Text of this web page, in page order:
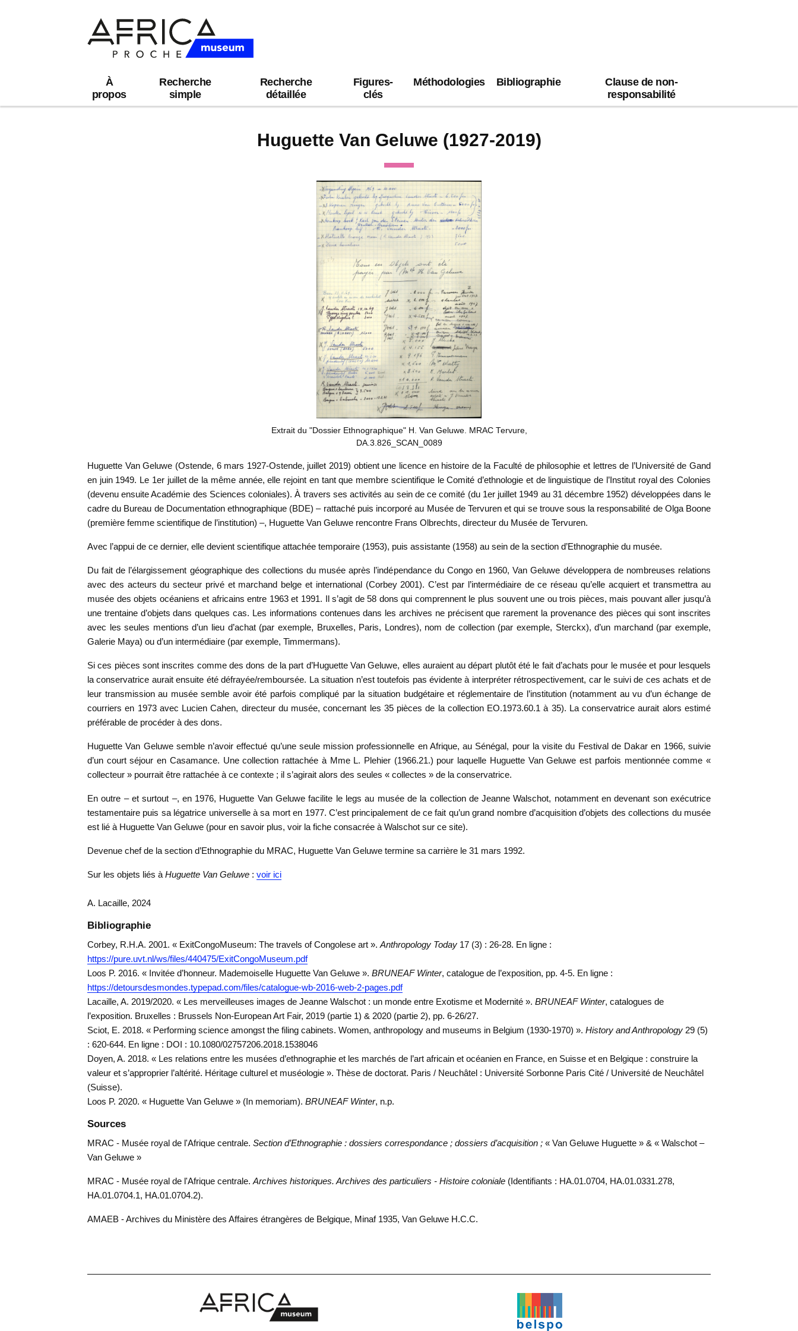
À
propos
Recherche
simple
Recherche
détaillée
Figures-
clés
Méthodologies Bibliographie
Clause de non-
responsabilité
Huguette Van Geluwe (1927-2019)
Extrait du "Dossier Ethnographique" H. Van Geluwe. MRAC Tervure,
DA.3.826_SCAN_0089
Huguette Van Geluwe (Ostende, 6 mars 1927-Ostende, juillet 2019) obtient une licence en histoire de la Faculté de philosophie et lettres de l’Université de Gand
en juin 1949. Le 1er juillet de la même année, elle rejoint en tant que membre scientifique le Comité d’ethnologie et de linguistique de l’Institut royal des Colonies
(devenu ensuite Académie des Sciences coloniales). À travers ses activités au sein de ce comité (du 1er juillet 1949 au 31 décembre 1952) développées dans le
cadre du Bureau de Documentation ethnographique (BDE) – rattaché puis incorporé au Musée de Tervuren et qui se trouve sous la responsabilité de Olga Boone
(première femme scientifique de l’institution) –, Huguette Van Geluwe rencontre Frans Olbrechts, directeur du Musée de Tervuren.
Avec l’appui de ce dernier, elle devient scientifique attachée temporaire (1953), puis assistante (1958) au sein de la section d’Ethnographie du musée.
Du fait de l’élargissement géographique des collections du musée après l’indépendance du Congo en 1960, Van Geluwe développera de nombreuses relations
avec des acteurs du secteur privé et marchand belge et international (Corbey 2001). C’est par l’intermédiaire de ce réseau qu’elle acquiert et transmettra au
musée des objets océaniens et africains entre 1963 et 1991. Il s’agit de 58 dons qui comprennent le plus souvent une ou trois pièces, mais pouvant aller jusqu’à
une trentaine d’objets dans quelques cas. Les informations contenues dans les archives ne précisent que rarement la provenance des pièces qui sont inscrites
avec les seules mentions d’un lieu d’achat (par exemple, Bruxelles, Paris, Londres), nom de collection (par exemple, Sterckx), d’un marchand (par exemple,
Galerie Maya) ou d’un intermédiaire (par exemple, Timmermans).
Si ces pièces sont inscrites comme des dons de la part d’Huguette Van Geluwe, elles auraient au départ plutôt été le fait d’achats pour le musée et pour lesquels
la conservatrice aurait ensuite été défrayée/remboursée. La situation n’est toutefois pas évidente à interpréter rétrospectivement, car le suivi de ces achats et de
leur transmission au musée semble avoir été parfois compliqué par la situation budgétaire et réglementaire de l’institution (notamment au vu d’un échange de
courriers en 1973 avec Lucien Cahen, directeur du musée, concernant les 35 pièces de la collection EO.1973.60.1 à 35). La conservatrice aurait alors estimé
préférable de procéder à des dons.
Huguette Van Geluwe semble n’avoir effectué qu’une seule mission professionnelle en Afrique, au Sénégal, pour la visite du Festival de Dakar en 1966, suivie
d’un court séjour en Casamance. Une collection rattachée à Mme L. Plehier (1966.21.) pour laquelle Huguette Van Geluwe est parfois mentionnée comme «
collecteur » pourrait être rattachée à ce contexte ; il s’agirait alors des seules « collectes » de la conservatrice.
En outre – et surtout –, en 1976, Huguette Van Geluwe facilite le legs au musée de la collection de Jeanne Walschot, notamment en devenant son exécutrice
testamentaire puis sa légatrice universelle à sa mort en 1977. C’est principalement de ce fait qu’un grand nombre d’acquisition d’objets des collections du musée
est lié à Huguette Van Geluwe (pour en savoir plus, voir la fiche consacrée à Walschot sur ce site).
Devenue chef de la section d’Ethnographie du MRAC, Huguette Van Geluwe termine sa carrière le 31 mars 1992.
Sur les objets liés à Huguette Van Geluwe : voir ici
A. Lacaille, 2024
Bibliographie
Corbey, R.H.A. 2001. « ExitCongoMuseum: The travels of Congolese art ». Anthropology Today 17 (3) : 26-28. En ligne :
https://pure.uvt.nl/ws/files/440475/ExitCongoMuseum.pdf
Loos P. 2016. « Invitée d’honneur. Mademoiselle Huguette Van Geluwe ». BRUNEAF Winter, catalogue de l’exposition, pp. 4-5. En ligne :
https://detoursdesmondes.typepad.com/files/catalogue-wb-2016-web-2-pages.pdf
Lacaille, A. 2019/2020. « Les merveilleuses images de Jeanne Walschot : un monde entre Exotisme et Modernité ». BRUNEAF Winter, catalogues de
l’exposition. Bruxelles : Brussels Non-European Art Fair, 2019 (partie 1) & 2020 (partie 2), pp. 6-26/27.
Sciot, E. 2018. « Performing science amongst the filing cabinets. Women, anthropology and museums in Belgium (1930-1970) ». History and Anthropology 29 (5)
: 620-644. En ligne : DOI : 10.1080/02757206.2018.1538046
Doyen, A. 2018. « Les relations entre les musées d’ethnographie et les marchés de l’art africain et océanien en France, en Suisse et en Belgique : construire la
valeur et s’approprier l’altérité. Héritage culturel et muséologie ». Thèse de doctorat. Paris / Neuchâtel : Université Sorbonne Paris Cité / Université de Neuchâtel
(Suisse).
Loos P. 2020. « Huguette Van Geluwe » (In memoriam). BRUNEAF Winter, n.p.
Sources
MRAC - Musée royal de l'Afrique centrale. Section d’Ethnographie : dossiers correspondance ; dossiers d’acquisition ; « Van Geluwe Huguette » & « Walschot –
Van Geluwe »
MRAC - Musée royal de l'Afrique centrale. Archives historiques. Archives des particuliers - Histoire coloniale (Identifiants : HA.01.0704, HA.01.0331.278,
HA.01.0704.1, HA.01.0704.2).
AMAEB - Archives du Ministère des Affaires étrangères de Belgique, Minaf 1935, Van Geluwe H.C.C.